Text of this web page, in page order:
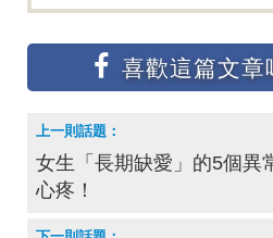
女生「長期缺愛」的5個異
心疼！